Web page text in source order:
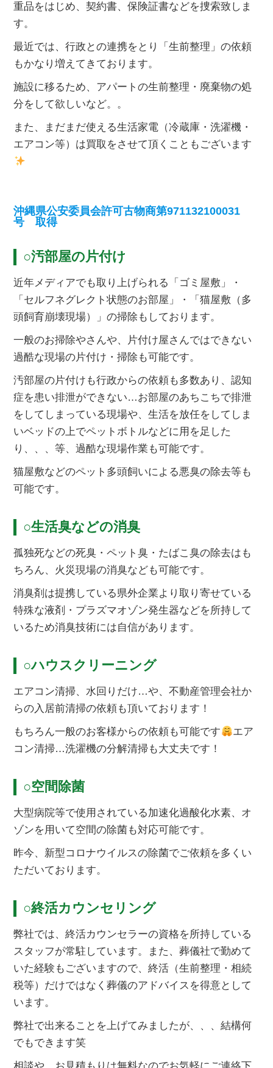
重品をはじめ、契約書、保険証書などを捜索致しま
す。
最近では、行政との連携をとり「生前整理」の依頼
もかなり増えてきております。
施設に移るため、アパートの生前整理・廃棄物の処
分をして欲しいなど。。
また、まだまだ使える生活家電（冷蔵庫・洗濯機・
エアコン等）は買取をさせて頂くこともございます
沖縄県公安委員会許可古物商第971132100031
号 取得
○汚部屋の片付け
近年メディアでも取り上げられる「ゴミ屋敷」・
「セルフネグレクト状態のお部屋」・「猫屋敷（多
頭飼育崩壊現場）」の掃除もしております。
一般のお掃除やさんや、片付け屋さんではできない
過酷な現場の片付け・掃除も可能です。
汚部屋の片付けも行政からの依頼も多数あり、認知
症を患い排泄ができない…お部屋のあちこちで排泄
をしてしまっている現場や、生活を放任をしてしま
いベッドの上でペットボトルなどに用を足した
り、、、等、過酷な現場作業も可能です。
猫屋敷などのペット多頭飼いによる悪臭の除去等も
可能です。
○生活臭などの消臭
孤独死などの死臭・ペット臭・たばこ臭の除去はも
ちろん、火災現場の消臭なども可能です。
消臭剤は提携している県外企業より取り寄せている
特殊な液剤・プラズマオゾン発生器などを所持して
いるため消臭技術には自信があります。
○ハウスクリーニング
エアコン清掃、水回りだけ…や、不動産管理会社か
らの入居前清掃の依頼も頂いております！
もちろん一般のお客様からの依頼も可能です
エア
コン清掃…洗濯機の分解清掃も大丈夫です！
○空間除菌
大型病院等で使用されている加速化過酸化水素、オ
ゾンを用いて空間の除菌も対応可能です。
昨今、新型コロナウイルスの除菌でご依頼を多くい
ただいております。
○終活カウンセリング
弊社では、終活カウンセラーの資格を所持している
スタッフが常駐しています。また、葬儀社で勤めて
いた経験もございますので、終活（生前整理・相続
税等）だけではなく葬儀のアドバイスを得意として
います。
弊社で出来ることを上げてみましたが、、、結構何
でもできます笑